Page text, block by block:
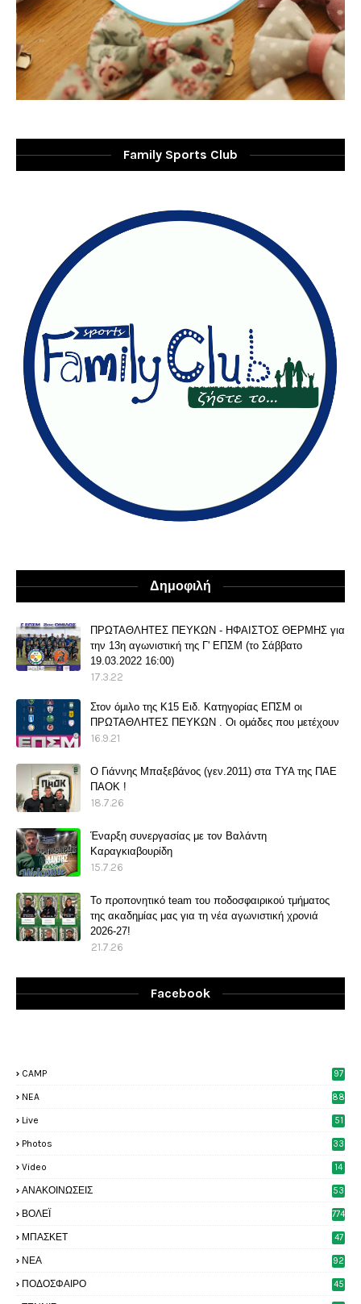
Family Sports Club
Δημοφιλή
ΠΡΩΤΑΘΛΗΤΕΣ ΠΕΥΚΩΝ - ΗΦΑΙΣΤΟΣ ΘΕΡΜΗΣ για
την 13η αγωνιστική της Γ' ΕΠΣΜ (το Σάββατο
19.03.2022 16:00)
17.3.22
Στον όμιλο της Κ15 Ειδ. Κατηγορίας ΕΠΣΜ οι
ΠΡΩΤΑΘΛΗΤΕΣ ΠΕΥΚΩΝ . Οι ομάδες που μετέχουν
16.9.21
O Γιάννης Μπαξεβάνος (γεν.2011) στα ΤΥΑ της ΠΑΕ
ΠΑΟΚ !
18.7.26
Έναρξη συνεργασίας με τον Βαλάντη
Καραγκιαβουρίδη
15.7.26
Το προπονητικό team του ποδοσφαιρικού τμήματος
της ακαδημίας μας για τη νέα αγωνιστική χρονιά
2026-27!
21.7.26
Facebook
CAMP 97
NEA 88
Live 51
Photos
33
Video
14
ΑΝΑΚΟΙΝΩΣΕΙΣ
53
ΒΟΛΕΪ 774
ΜΠΑΣΚΕΤ
47
ΝΕΑ
92
ΠΟΔΟΣΦΑΙΡΟ
45